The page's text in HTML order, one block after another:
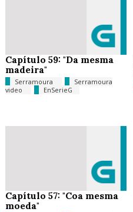
Capítulo 59: "Da mesma
madeira"
Serramoura
Serramoura
video
EnSerieG
Capítulo 57: "Coa mesma
moeda"